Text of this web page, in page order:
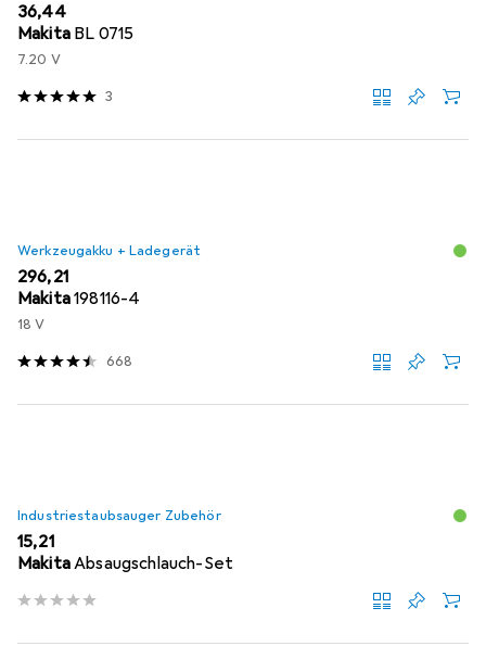
EUR
36,44
Makita BL 0715
7.20 V
3
Werkzeugakku + Ladegerät
EUR
296,21
Makita198116-4
18 V
668
Industriestaubsauger Zubehör
EUR
15,21
MakitaAbsaugschlauch-Set